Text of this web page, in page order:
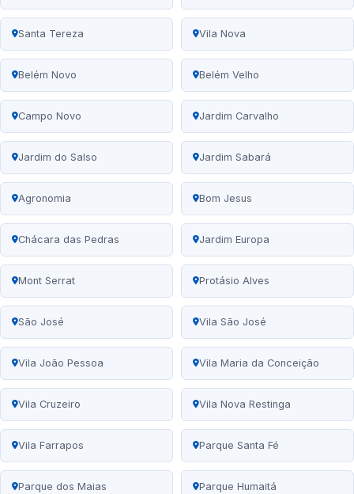
Santa Tereza Vila Nova
Belém Novo Belém Velho
Campo Novo Jardim Carvalho
Jardim do Salso Jardim Sabará
Agronomia Bom Jesus
Chácara das Pedras Jardim Europa
Mont Serrat Protásio Alves
São José Vila São José
Vila João Pessoa Vila Maria da Conceição
Vila Cruzeiro Vila Nova Restinga
Vila Farrapos Parque Santa Fé
Parque dos Maias Parque Humaitá